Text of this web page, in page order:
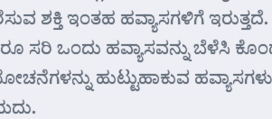
ಶಕ್ತಿ ಇಂತಹ ಹವ್ಯಾಸಗಳಿಗೆ
ಒಂದು ಹವ್ಯಾಸವನ್ನು ಬೆಳೆಸಿ
ಹುಟ್ಟುಹಾಕುವ ಹವ್ಯಾಸಗಳು